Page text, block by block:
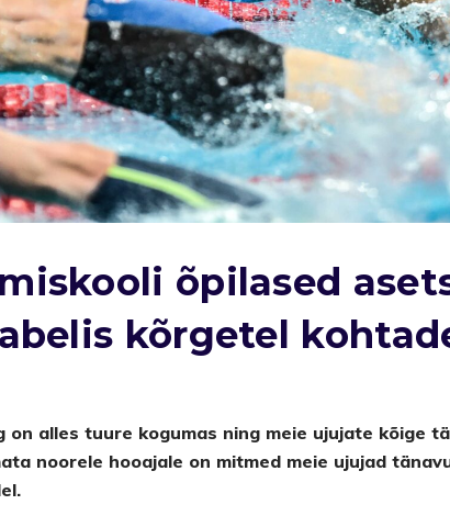
õpilased
kõrgetel
on alles tuure kogumas ning meie ujujate kõige
noorele hooajale on mitmed meie ujujad